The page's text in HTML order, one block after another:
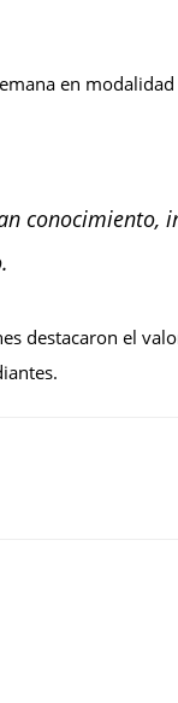
en
conocimiento,
destacaron el